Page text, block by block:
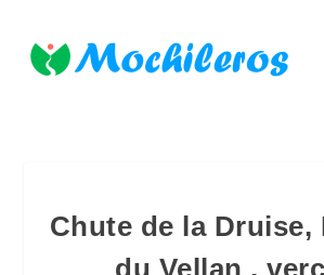
Chute de la Druise,
du Vellan ,